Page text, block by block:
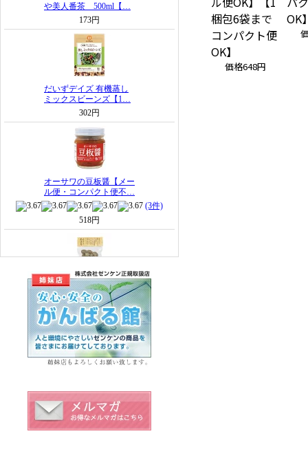
梱包6袋まで
コンパクト便
OK】
価格648円
OK